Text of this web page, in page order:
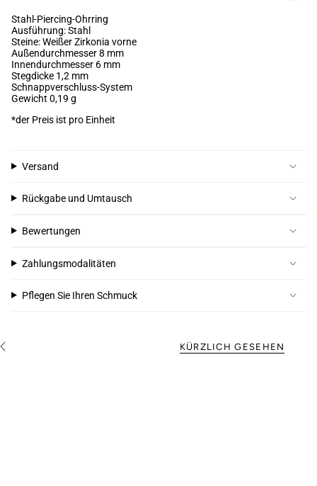
Stahl-Piercing-Ohrring
Ausführung: Stahl
Steine: Weißer Zirkonia vorne
Außendurchmesser 8 mm
Innendurchmesser 6 mm
Stegdicke 1,2 mm
Schnappverschluss-System
Gewicht 0,19 g
*der Preis ist pro Einheit
Versand
Rückgabe und Umtausch
Bewertungen
Zahlungsmodalitäten
Pflegen Sie Ihren Schmuck
KÜRZLICH GESEHEN